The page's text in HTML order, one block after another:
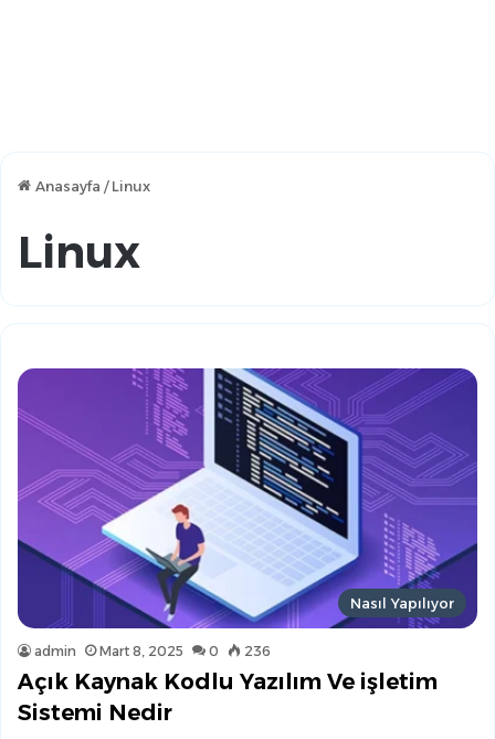
Anasayfa / Linux
Linux
Nasıl Yapılıyor
admin Mart 8, 2025 0 236
Açık Kaynak Kodlu Yazılım Ve işletim
Sistemi Nedir